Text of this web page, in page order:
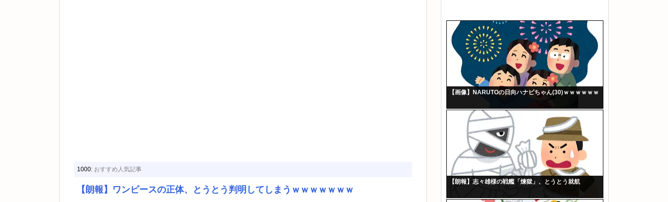
1000: おすすめ人気記事
【朗報】ワンピースの正体、とうとう判明してしまうｗｗｗｗｗｗｗ
【画像】NARUTOの日向ハナビちゃん(30)ｗｗｗｗｗｗ
【朗報】志々雄様の戦艦「煉獄」、とうとう就航